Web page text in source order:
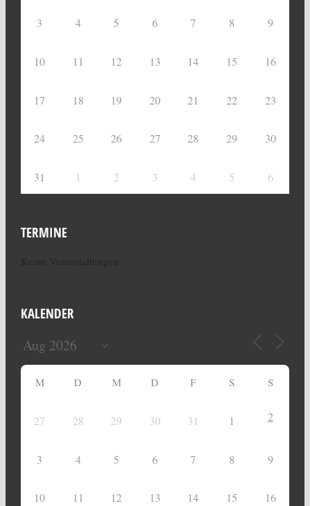
3 4 5 6 7 8 9
10 11 12 13 14 15 16
17 18 19 20 21 22 23
24 25 26 27 28 29 30
31 1 2 3 4 5 6
TERMINE
KALENDER
M D M D F S S
27 28 29 30 31 1 2
3 4 5 6 7 8 9
10 11 12 13 14 15 16